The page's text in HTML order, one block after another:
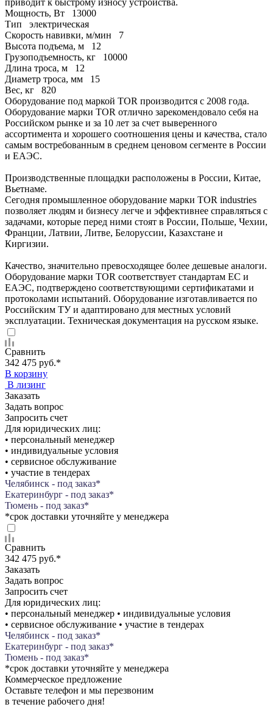
Мощность, Вт
13000
Тип
электрическая
Скорость навивки, м/мин
7
Высота подъема, м
12
Грузоподъемность, кг
10000
Длина троса, м
12
Диаметр троса, мм
15
Вес, кг
820
Оборудование под маркой TOR производится с 2008 года.
Оборудование марки TOR отлично зарекомендовало себя на
Российском рынке и за 10 лет за счет выверенного
ассортимента и хорошего соотношения цены и качества, стало
самым востребованным в среднем ценовом сегменте в России
и ЕАЭС.
Производственные площадки расположены в России, Китае,
Вьетнаме.
Сегодня промышленное оборудование марки TOR industries
позволяет людям и бизнесу легче и эффективнее справляться с
задачами, которые перед ними стоят в России, Польше, Чехии,
Франции, Латвии, Литве, Белоруссии, Казахстане и
Киргизии.
Качество, значительно превосходящее более дешевые аналоги.
Оборудование марки TOR соответствует стандартам ЕС и
ЕАЭС, подтверждено соответствующими сертификатами и
протоколами испытаний. Оборудование изготавливается по
Российским ТУ и адаптировано для местных условий
эксплуатации. Техническая документация на русском языке.
Сравнить
342 475 руб.*
В корзину
В лизинг
Заказать
Задать вопрос
Запросить счет
Для юридических лиц:
• персональный менеджер
• индивидуальные условия
• сервисное обслуживание
• участие в тендерах
Челябинск - под заказ*
Екатеринбург - под заказ*
Тюмень - под заказ*
*срок доставки уточняйте у менеджера
Сравнить
342 475 руб.*
Заказать
Задать вопрос
Запросить счет
Для юридических лиц:
• персональный менеджер • индивидуальные условия
• сервисное обслуживание • участие в тендерах
Челябинск - под заказ*
Екатеринбург - под заказ*
Тюмень - под заказ*
*срок доставки уточняйте у менеджера
Коммерческое предложение
Оставьте телефон и мы перезвоним
в течение рабочего дня!